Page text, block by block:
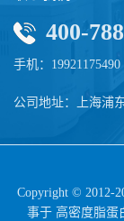
400-
手机：
公司地址：上海浦
Copyright © 2012-
事于 高密度脂蛋